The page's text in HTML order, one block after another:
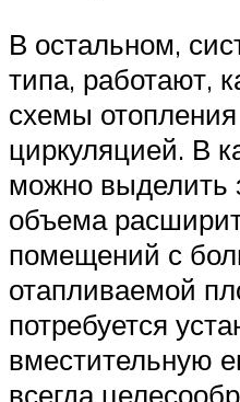
В остальном,
типа, работают,
схемы
циркуляцией. В
можно выделить
объема
помещений с
отапливаемой
потребуется
вместительную
всегда